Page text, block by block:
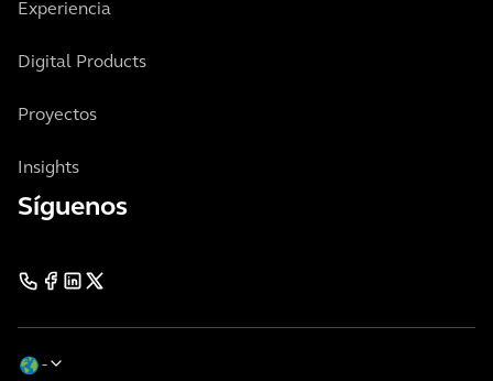
Experiencia
Digital Products
Proyectos
Insights
Síguenos